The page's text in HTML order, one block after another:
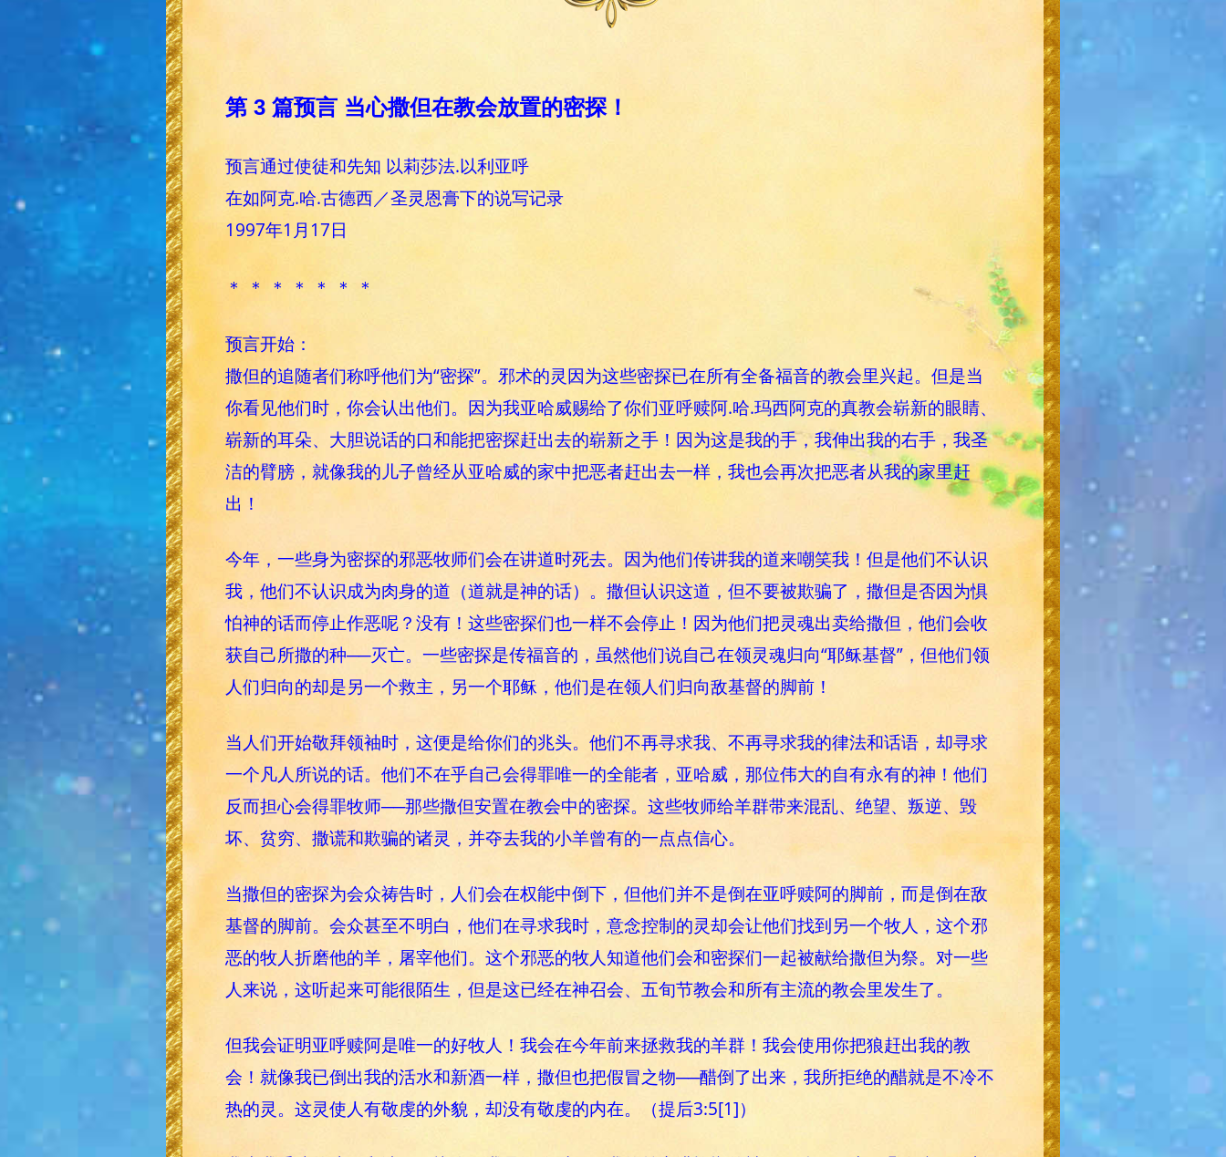
第 3 篇预言 当心撒但在教会放置的密探！
预言通过使徒和先知 以莉莎法.以利亚呼
在如阿克.哈.古德西／圣灵恩膏下的说写记录
1997年1月17日
＊ ＊ ＊ ＊ ＊ ＊ ＊
预言开始：
撒但的追随者们称呼他们为“密探”。邪术的灵因为这些密探已在所有全备福音的教会里兴起。但是当
你看见他们时，你会认出他们。因为我亚哈威赐给了你们亚呼赎阿.哈.玛西阿克的真教会崭新的眼睛、
崭新的耳朵、大胆说话的口和能把密探赶出去的崭新之手！因为这是我的手，我伸出我的右手，我圣
洁的臂膀，就像我的儿子曾经从亚哈威的家中把恶者赶出去一样，我也会再次把恶者从我的家里赶
出！
今年，一些身为密探的邪恶牧师们会在讲道时死去。因为他们传讲我的道来嘲笑我！但是他们不认识
我，他们不认识成为肉身的道（道就是神的话）。撒但认识这道，但不要被欺骗了，撒但是否因为惧
怕神的话而停止作恶呢？没有！这些密探们也一样不会停止！因为他们把灵魂出卖给撒但，他们会收
获自己所撒的种──灭亡。一些密探是传福音的，虽然他们说自己在领灵魂归向“耶稣基督”，但他们领
人们归向的却是另一个救主，另一个耶稣，他们是在领人们归向敌基督的脚前！
当人们开始敬拜领袖时，这便是给你们的兆头。他们不再寻求我、不再寻求我的律法和话语，却寻求
一个凡人所说的话。他们不在乎自己会得罪唯一的全能者，亚哈威，那位伟大的自有永有的神！他们
反而担心会得罪牧师──那些撒但安置在教会中的密探。这些牧师给羊群带来混乱、绝望、叛逆、毁
坏、贫穷、撒谎和欺骗的诸灵，并夺去我的小羊曾有的一点点信心。
当撒但的密探为会众祷告时，人们会在权能中倒下，但他们并不是倒在亚呼赎阿的脚前，而是倒在敌
基督的脚前。会众甚至不明白，他们在寻求我时，意念控制的灵却会让他们找到另一个牧人，这个邪
恶的牧人折磨他的羊，屠宰他们。这个邪恶的牧人知道他们会和密探们一起被献给撒但为祭。对一些
人来说，这听起来可能很陌生，但是这已经在神召会、五旬节教会和所有主流的教会里发生了。
但我会证明亚呼赎阿是唯一的好牧人！我会在今年前来拯救我的羊群！我会使用你把狼赶出我的教
会！就像我已倒出我的活水和新酒一样，撒但也把假冒之物──醋倒了出来，我所拒绝的醋就是不冷不
热的灵。这灵使人有敬虔的外貌，却没有敬虔的内在。（提后3:5[1]）